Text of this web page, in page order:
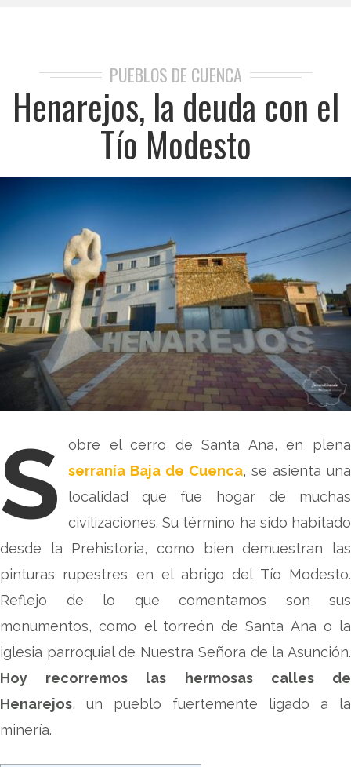
PUEBLOS DE CUENCA
Henarejos, la deuda con el
Tío Modesto
S
obre el cerro de Santa Ana, en plena
serranía Baja de Cuenca, se asienta una
localidad que fue hogar de muchas
civilizaciones. Su término ha sido habitado
desde la Prehistoria, como bien demuestran las
pinturas rupestres en el abrigo del Tío Modesto.
Reflejo de lo que comentamos son sus
monumentos, como el torreón de Santa Ana o la
iglesia parroquial de Nuestra Señora de la Asunción.
Hoy recorremos las hermosas calles de
Henarejos, un pueblo fuertemente ligado a la
minería.